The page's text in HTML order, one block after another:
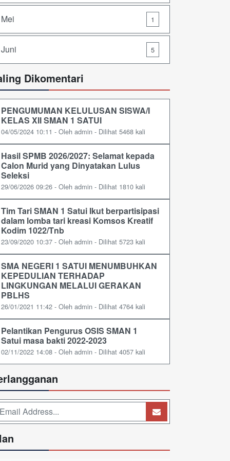
Mei 1
Juni 5
Dikomentari
PENGUMUMAN KELULUSAN SISWA/I
KELAS XII SMAN 1 SATUI
04/05/2024 10:11 - Oleh admin - Dilihat 5468 kali
Hasil SPMB 2026/2027: Selamat kepada
Calon Murid yang Dinyatakan Lulus
Seleksi
29/06/2026 09:26 - Oleh admin - Dilihat 1810 kali
Tim Tari SMAN 1 Satui Ikut berpartisipasi
dalam lomba tari kreasi Komsos Kreatif
Kodim 1022/Tnb
23/09/2020 10:37 - Oleh admin - Dilihat 5723 kali
SMA NEGERI 1 SATUI MENUMBUHKAN
KEPEDULIAN TERHADAP
LINGKUNGAN MELALUI GERAKAN
PBLHS
26/01/2021 11:42 - Oleh admin - Dilihat 4764 kali
Pelantikan Pengurus OSIS SMAN 1
Satui masa bakti 2022-2023
02/11/2022 14:08 - Oleh admin - Dilihat 4057 kali